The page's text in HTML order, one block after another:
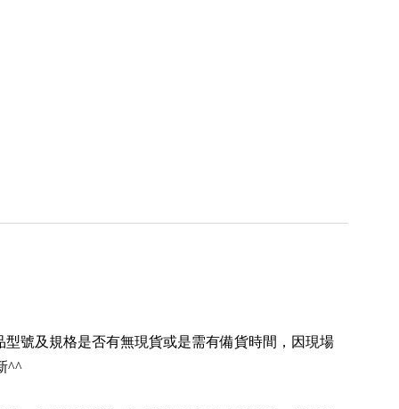
號及規格是否有無現貨或是需有備貨時間，因現場
^^